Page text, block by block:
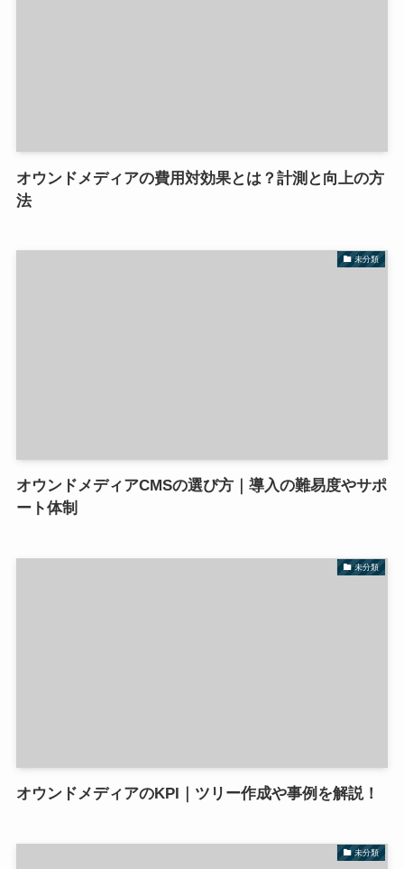
オウンドメディアの費用対効果とは？計測と向上の方
法
未分類
オウンドメディアCMSの選び方｜導入の難易度やサポ
ート体制
未分類
オウンドメディアのKPI｜ツリー作成や事例を解説！
未分類